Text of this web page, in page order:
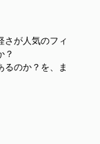
さが人気のフィ
？
るのか？を、ま